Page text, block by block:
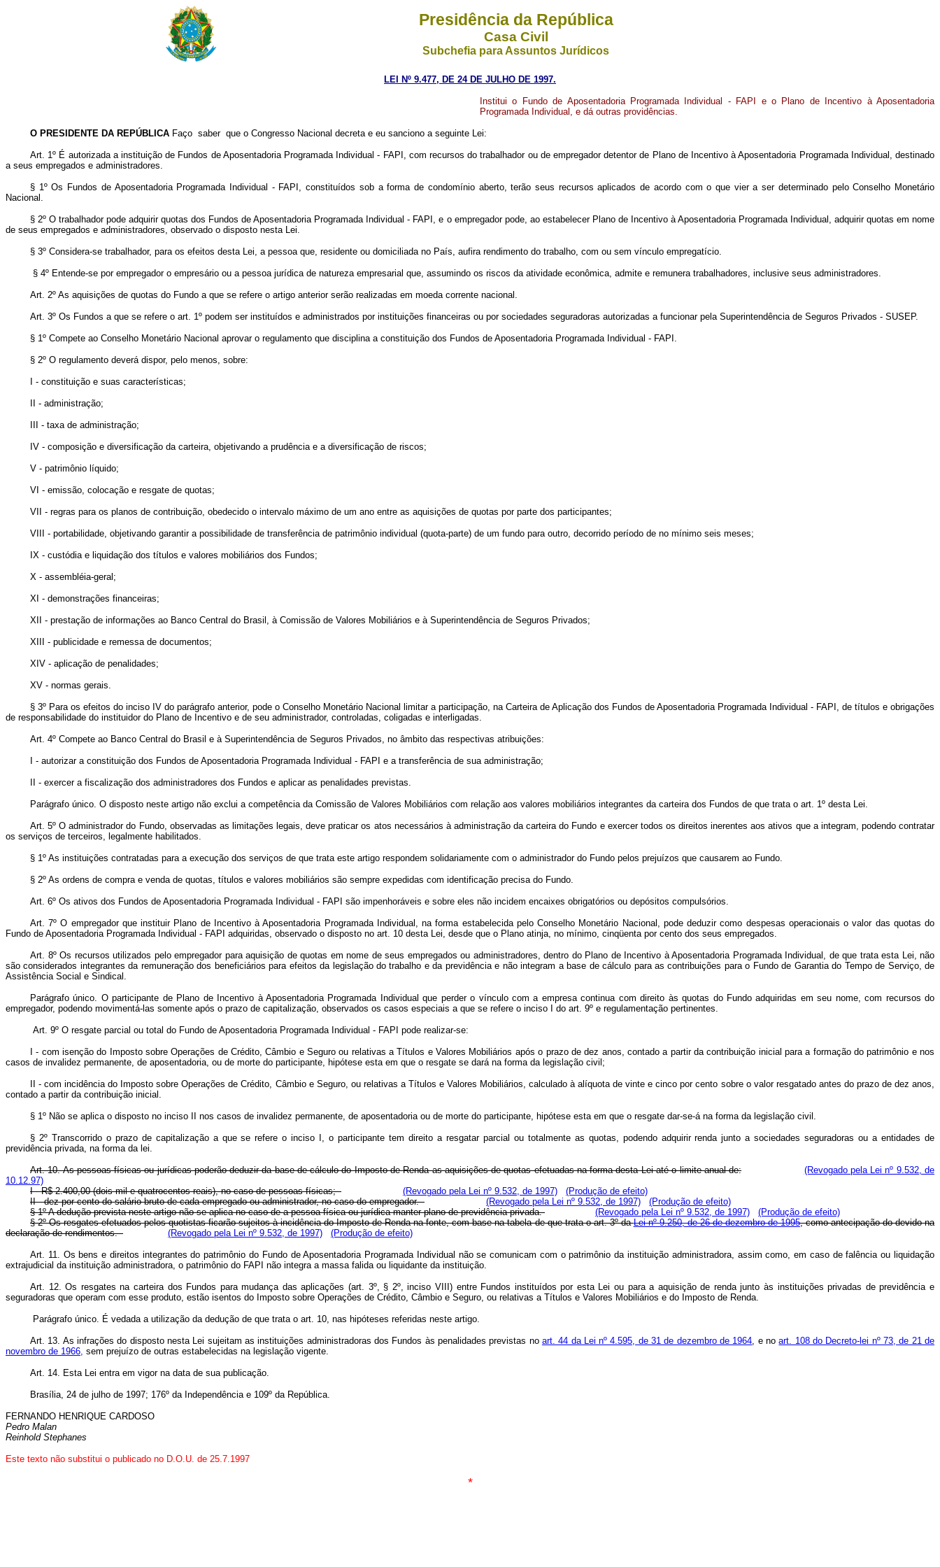
Presidência da República
Casa Civil
Subchefia para Assuntos Jurídicos
LEI Nº 9.477, DE 24 DE JULHO DE 1997.
Institui o Fundo de Aposentadoria Programada Individual - FAPI e o Plano de Incentivo à Aposentadoria
Programada Individual, e dá outras providências.
O PRESIDENTE DA REPÚBLICA Faço saber que o Congresso Nacional decreta e eu sanciono a seguinte Lei:
Art. 1º É autorizada a instituição de Fundos de Aposentadoria Programada Individual - FAPI, com recursos do trabalhador ou de empregador detentor de Plano de Incentivo à Aposentadoria Programada Individual, destinado
a seus empregados e administradores.
§ 1º Os Fundos de Aposentadoria Programada Individual - FAPI, constituídos sob a forma de condomínio aberto, terão seus recursos aplicados de acordo com o que vier a ser determinado pelo Conselho Monetário
Nacional.
§ 2º O trabalhador pode adquirir quotas dos Fundos de Aposentadoria Programada Individual - FAPI, e o empregador pode, ao estabelecer Plano de Incentivo à Aposentadoria Programada Individual, adquirir quotas em nome
de seus empregados e administradores, observado o disposto nesta Lei.
§ 3º Considera-se trabalhador, para os efeitos desta Lei, a pessoa que, residente ou domiciliada no País, aufira rendimento do trabalho, com ou sem vínculo empregatício.
§ 4º Entende-se por empregador o empresário ou a pessoa jurídica de natureza empresarial que, assumindo os riscos da atividade econômica, admite e remunera trabalhadores, inclusive seus administradores.
Art. 2º As aquisições de quotas do Fundo a que se refere o artigo anterior serão realizadas em moeda corrente nacional.
Art. 3º Os Fundos a que se refere o art. 1º podem ser instituídos e administrados por instituições financeiras ou por sociedades seguradoras autorizadas a funcionar pela Superintendência de Seguros Privados - SUSEP.
§ 1º Compete ao Conselho Monetário Nacional aprovar o regulamento que disciplina a constituição dos Fundos de Aposentadoria Programada Individual - FAPI.
§ 2º O regulamento deverá dispor, pelo menos, sobre:
I - constituição e suas características;
II - administração;
III - taxa de administração;
IV - composição e diversificação da carteira, objetivando a prudência e a diversificação de riscos;
V - patrimônio líquido;
VI - emissão, colocação e resgate de quotas;
VII - regras para os planos de contribuição, obedecido o intervalo máximo de um ano entre as aquisições de quotas por parte dos participantes;
VIII - portabilidade, objetivando garantir a possibilidade de transferência de patrimônio individual (quota-parte) de um fundo para outro, decorrido período de no mínimo seis meses;
IX - custódia e liquidação dos títulos e valores mobiliários dos Fundos;
X - assembléia-geral;
XI - demonstrações financeiras;
XII - prestação de informações ao Banco Central do Brasil, à Comissão de Valores Mobiliários e à Superintendência de Seguros Privados;
XIII - publicidade e remessa de documentos;
XIV - aplicação de penalidades;
XV - normas gerais.
§ 3º Para os efeitos do inciso IV do parágrafo anterior, pode o Conselho Monetário Nacional limitar a participação, na Carteira de Aplicação dos Fundos de Aposentadoria Programada Individual - FAPI, de títulos e obrigações
de responsabilidade do instituidor do Plano de Incentivo e de seu administrador, controladas, coligadas e interligadas.
Art. 4º Compete ao Banco Central do Brasil e à Superintendência de Seguros Privados, no âmbito das respectivas atribuições:
I - autorizar a constituição dos Fundos de Aposentadoria Programada Individual - FAPI e a transferência de sua administração;
II - exercer a fiscalização dos administradores dos Fundos e aplicar as penalidades previstas.
Parágrafo único. O disposto neste artigo não exclui a competência da Comissão de Valores Mobiliários com relação aos valores mobiliários integrantes da carteira dos Fundos de que trata o art. 1º desta Lei.
Art. 5º O administrador do Fundo, observadas as limitações legais, deve praticar os atos necessários à administração da carteira do Fundo e exercer todos os direitos inerentes aos ativos que a integram, podendo contratar
os serviços de terceiros, legalmente habilitados.
§ 1º As instituições contratadas para a execução dos serviços de que trata este artigo respondem solidariamente com o administrador do Fundo pelos prejuízos que causarem ao Fundo.
§ 2º As ordens de compra e venda de quotas, títulos e valores mobiliários são sempre expedidas com identificação precisa do Fundo.
Art. 6º Os ativos dos Fundos de Aposentadoria Programada Individual - FAPI são impenhoráveis e sobre eles não incidem encaixes obrigatórios ou depósitos compulsórios.
Art. 7º O empregador que instituir Plano de Incentivo à Aposentadoria Programada Individual, na forma estabelecida pelo Conselho Monetário Nacional, pode deduzir como despesas operacionais o valor das quotas do
Fundo de Aposentadoria Programada Individual - FAPI adquiridas, observado o disposto no art. 10 desta Lei, desde que o Plano atinja, no mínimo, cinqüenta por cento dos seus empregados.
Art. 8º Os recursos utilizados pelo empregador para aquisição de quotas em nome de seus empregados ou administradores, dentro do Plano de Incentivo à Aposentadoria Programada Individual, de que trata esta Lei, não
são considerados integrantes da remuneração dos beneficiários para efeitos da legislação do trabalho e da previdência e não integram a base de cálculo para as contribuições para o Fundo de Garantia do Tempo de Serviço, de
Assistência Social e Sindical.
Parágrafo único. O participante de Plano de Incentivo à Aposentadoria Programada Individual que perder o vínculo com a empresa continua com direito às quotas do Fundo adquiridas em seu nome, com recursos do
empregador, podendo movimentá-las somente após o prazo de capitalização, observados os casos especiais a que se refere o inciso I do art. 9º e regulamentação pertinentes.
Art. 9º O resgate parcial ou total do Fundo de Aposentadoria Programada Individual - FAPI pode realizar-se:
I - com isenção do Imposto sobre Operações de Crédito, Câmbio e Seguro ou relativas a Títulos e Valores Mobiliários após o prazo de dez anos, contado a partir da contribuição inicial para a formação do patrimônio e nos
casos de invalidez permanente, de aposentadoria, ou de morte do participante, hipótese esta em que o resgate se dará na forma da legislação civil;
II - com incidência do Imposto sobre Operações de Crédito, Câmbio e Seguro, ou relativas a Títulos e Valores Mobiliários, calculado à alíquota de vinte e cinco por cento sobre o valor resgatado antes do prazo de dez anos,
contado a partir da contribuição inicial.
§ 1º Não se aplica o disposto no inciso II nos casos de invalidez permanente, de aposentadoria ou de morte do participante, hipótese esta em que o resgate dar-se-á na forma da legislação civil.
§ 2º Transcorrido o prazo de capitalização a que se refere o inciso I, o participante tem direito a resgatar parcial ou totalmente as quotas, podendo adquirir renda junto a sociedades seguradoras ou a entidades de
previdência privada, na forma da lei.
Art. 10. As pessoas físicas ou jurídicas poderão deduzir da base de cálculo do Imposto de Renda as aquisições de quotas efetuadas na forma desta Lei até o limite anual de:
(Revogado pela Lei nº 9.532, de
10.12.97)
I - R$ 2.400,00 (dois mil e quatrocentos reais), no caso de pessoas físicas;
(Revogado pela Lei nº 9.532, de 1997)
(Produção de efeito)
II - dez por cento do salário bruto de cada empregado ou administrador, no caso do empregador.
(Revogado pela Lei nº 9.532, de 1997)
(Produção de efeito)
§ 1º A dedução prevista neste artigo não se aplica no caso de a pessoa física ou jurídica manter plano de previdência privada.
(Revogado pela Lei nº 9.532, de 1997)
(Produção de efeito)
§ 2º Os resgates efetuados pelos quotistas ficarão sujeitos à incidência do Imposto de Renda na fonte, com base na tabela de que trata o art. 3º daLei nº 9.250, de 26 de dezembro de 1995, como antecipação do devido na
declaração de rendimentos.
(Revogado pela Lei nº 9.532, de 1997) (Produção de efeito)
Art. 11. Os bens e direitos integrantes do patrimônio do Fundo de Aposentadoria Programada Individual não se comunicam com o patrimônio da instituição administradora, assim como, em caso de falência ou liquidação
extrajudicial da instituição administradora, o patrimônio do FAPI não integra a massa falida ou liquidante da instituição.
Art. 12. Os resgates na carteira dos Fundos para mudança das aplicações (art. 3º, § 2º, inciso VIII) entre Fundos instituídos por esta Lei ou para a aquisição de renda junto às instituições privadas de previdência e
seguradoras que operam com esse produto, estão isentos do Imposto sobre Operações de Crédito, Câmbio e Seguro, ou relativas a Títulos e Valores Mobiliários e do Imposto de Renda.
Parágrafo único. É vedada a utilização da dedução de que trata o art. 10, nas hipóteses referidas neste artigo.
Art. 13. As infrações do disposto nesta Lei sujeitam as instituições administradoras dos Fundos às penalidades previstas no art. 44 da Lei nº 4.595, de 31 de dezembro de 1964, e noart. 108 do Decreto-lei nº 73, de 21 de
novembro de 1966, sem prejuízo de outras estabelecidas na legislação vigente.
Art. 14. Esta Lei entra em vigor na data de sua publicação.
Brasília, 24 de julho de 1997; 176º da Independência e 109º da República.
FERNANDO HENRIQUE CARDOSO
Pedro Malan
Reinhold Stephanes
Este texto não substitui o publicado no D.O.U. de 25.7.1997
*